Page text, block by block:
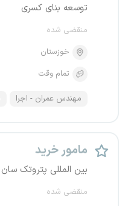
توسعه بنای کسری
منقضی شده
خوزستان
تمام وقت
مهندس عمران - اجرا
مامور خرید
بین المللی پتروتک سان
منقضی شده